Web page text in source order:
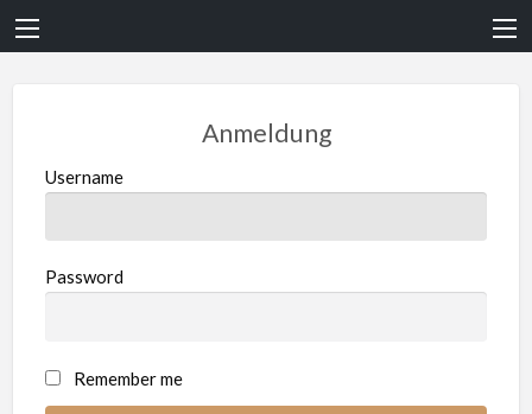
Anmeldung
Username
Password
Remember me